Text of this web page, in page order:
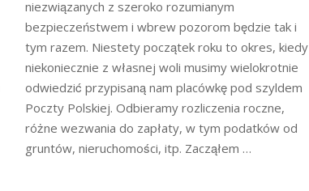
niezwiązanych z szeroko rozumianym
bezpieczeństwem i wbrew pozorom będzie tak i
tym razem. Niestety początek roku to okres, kiedy
niekoniecznie z własnej woli musimy wielokrotnie
odwiedzić przypisaną nam placówkę pod szyldem
Poczty Polskiej. Odbieramy rozliczenia roczne,
różne wezwania do zapłaty, w tym podatków od
gruntów, nieruchomości, itp. Zacząłem …